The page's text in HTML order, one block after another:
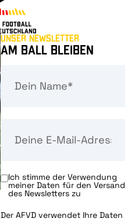
Unser Newsletter
Am Ball bleiben
Ich stimme der Verwendung
meiner Daten für den Versand
des Newsletters zu
Der AFVD verwendet Ihre Daten